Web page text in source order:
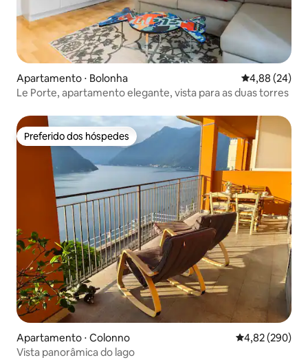
Apartamento ⋅ Bolonha 4,88 de uma
4,88 (24)
Le Porte, apartamento elegante, vista para as duas torres
Preferido dos hóspedes
Preferido dos hóspedes
Apartamento ⋅ Colonno 4,82 de uma
4,82 (290)
Vista panorâmica do lago